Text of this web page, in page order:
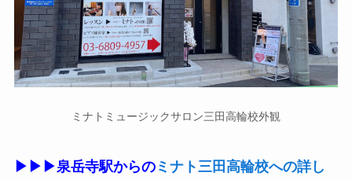
ミナトミュージックサロン三田高輪校外観
▶▶▶泉岳寺駅からのミナト三田高輪校への詳し